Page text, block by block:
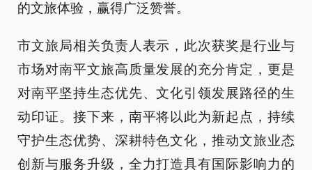
的文旅体验，赢得广泛赞誉。
市文旅局相关负责人表示，此次获奖是行业与
市场对南平文旅高质量发展的充分肯定，更是
对南平坚持生态优先、文化引领发展路径的生
动印证。接下来，南平将以此为新起点，持续
守护生态优势、深耕特色文化，推动文旅业态
创新与服务升级，全力打造具有国际影响力的